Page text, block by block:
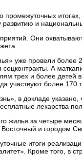
развитию и
Они
уже провели
А
трех и более
участвуют более 170
в докладе
лекарства
жилья за четыре
Восточный и городом
итоги
Кроме того, в